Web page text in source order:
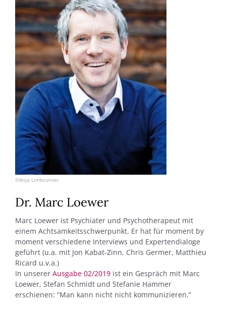
©Anja Limbrunner
Dr. Marc Loewer
Marc Loewer ist Psychiater und Psychotherapeut mit
einem Achtsamkeitsschwerpunkt. Er hat für moment by
moment verschiedene Interviews und Expertendialoge
geführt (u.a. mit Jon Kabat-Zinn, Chris Germer, Matthieu
Ricard u.v.a.)
In unserer Ausgabe 02/2019 ist ein Gespräch mit Marc
Loewer, Stefan Schmidt und Stefanie Hammer
erschienen: “Man kann nicht nicht kommunizieren.”